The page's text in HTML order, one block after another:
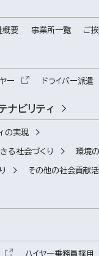
概要 事業所一覧 ご
ー ドライバー派遣
ナビリティ
の実現
る社会づくり 環境
その他の社会貢献
ハイヤー乗務員採用